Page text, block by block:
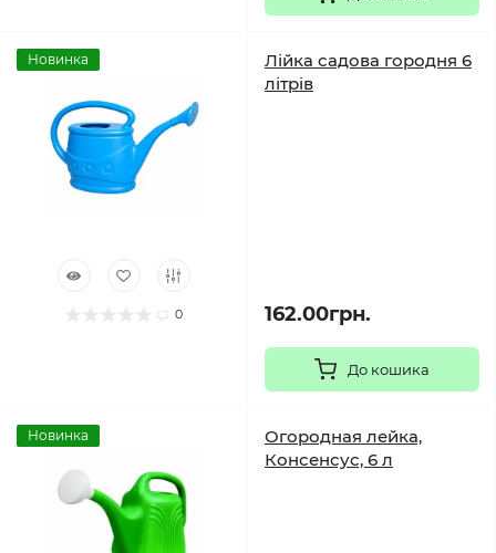
Новинка
0
Лійка садова городня 6
літрів
162.00грн.
До кошика
Новинка
Огородная лейка,
Консенсус, 6 л